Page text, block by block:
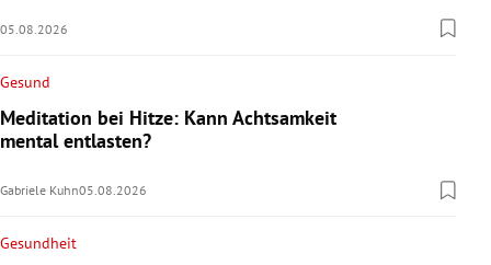
05.08.2026
Gesund
Meditation bei Hitze: Kann Achtsamkeit
mental entlasten?
Gabriele Kuhn05.08.2026
Gesundheit